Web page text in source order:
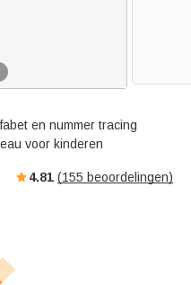
en nummer tracing
voor kinderen
4.81 (155 beoordelingen)